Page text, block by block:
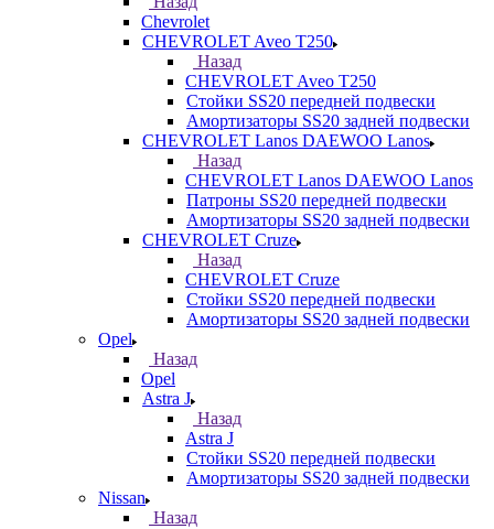
Chevrolet
CHEVROLET Aveo T250
Назад
CHEVROLET Aveo T250
Стойки SS20 передней подвески
Амортизаторы SS20 задней подвески
CHEVROLET Lanos DAEWOO Lanos
Назад
CHEVROLET Lanos DAEWOO Lanos
Патроны SS20 передней подвески
Амортизаторы SS20 задней подвески
CHEVROLET Cruze
Назад
CHEVROLET Cruze
Стойки SS20 передней подвески
Амортизаторы SS20 задней подвески
Opel
Назад
Opel
Astra J
Назад
Astra J
Стойки SS20 передней подвески
Амортизаторы SS20 задней подвески
Nissan
Назад